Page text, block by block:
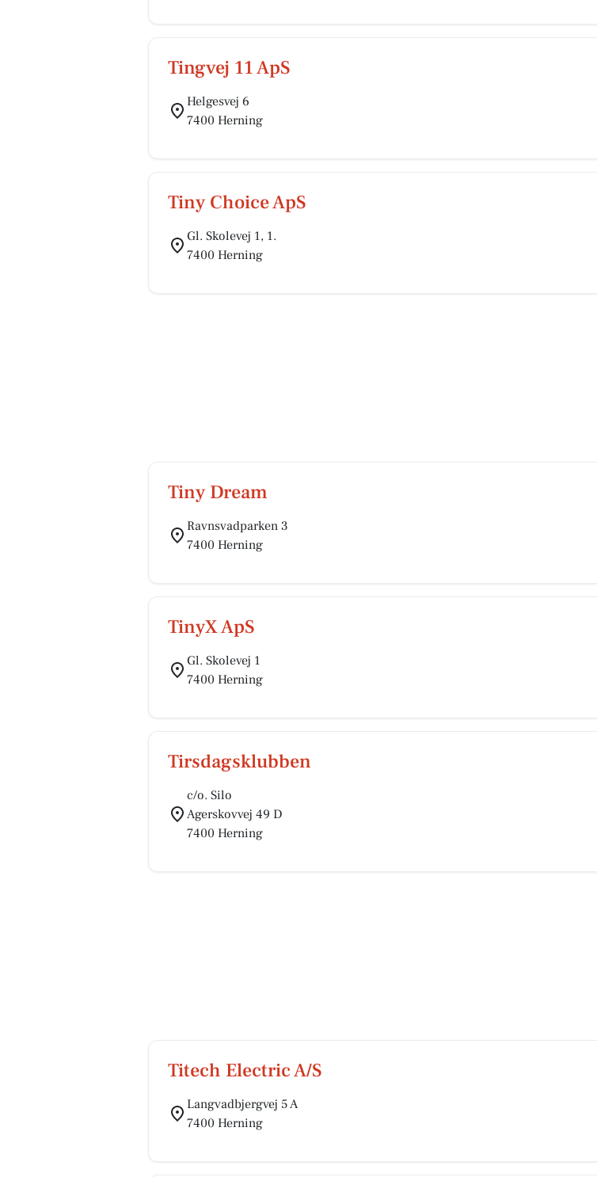
Tingvej 11 ApS
Helgesvej 6
7400 Herning
Tiny Choice ApS
Gl. Skolevej 1, 1.
7400 Herning
Tiny Dream
Ravnsvadparken 3
7400 Herning
TinyX ApS
Gl. Skolevej 1
7400 Herning
Tirsdagsklubben
c/o. Silo
Agerskovvej 49 D
7400 Herning
Titech Electric A/S
Langvadbjergvej 5 A
7400 Herning